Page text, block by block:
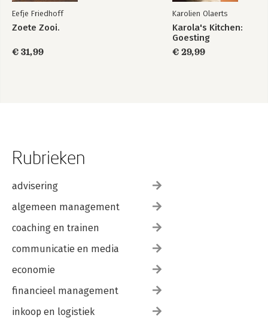
Eefje Friedhoff
Zoete Zooi.
€ 31,99
Karolien Olaerts
Karola's Kitchen:
Goesting
€ 29,99
Rubrieken
advisering
algemeen management
coaching en trainen
communicatie en media
economie
financieel management
inkoop en logistiek